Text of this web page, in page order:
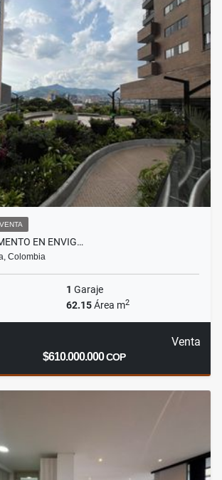
VENTA
EN ENVIG…
Colombia
1 Garaje
62.15Área m2
Venta
$610.000.000COP